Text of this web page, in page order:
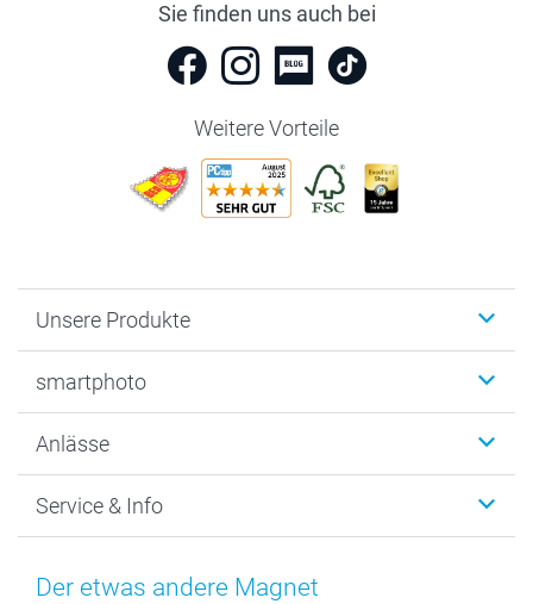
Sie finden uns auch bei
Weitere Vorteile
Unsere Produkte
Fotogeschenke
MyNameBook
Fotoabzüge, Fotos als Buch & Poster
Zubehör & Material
smartphoto
Warum smartphoto
Datenschutz
AGB
Anlässe
Neujahr
Muttertag
Service & Info
Preise und Versandkosten
Der etwas andere Magnet